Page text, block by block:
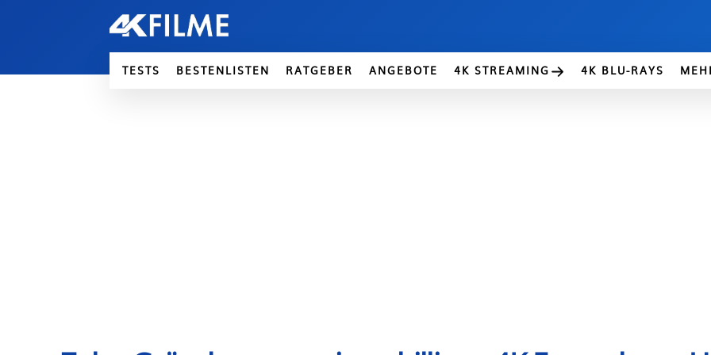
TESTS BESTENLISTEN RATGEBER ANGEBOTE 4K STREAMING 4K BLU-RAYS